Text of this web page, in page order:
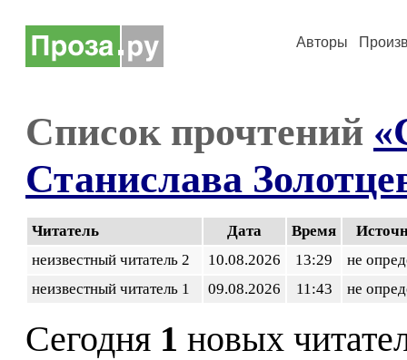
Авторы
Список прочтений
Станислава
Читатель Дата Время
неизвестный читатель 2
10.08.2026 13:29
не
неизвестный читатель 1
09.08.2026 11:43 не
Сегодня 1 новых